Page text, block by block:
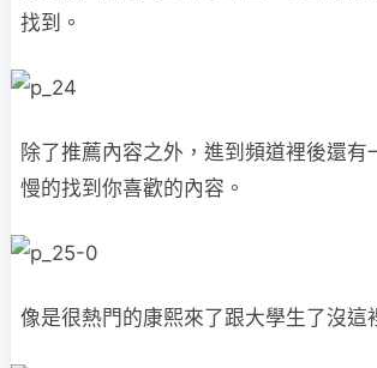
找到。
除了推薦內容之外，進到頻道裡後還有
慢的找到你喜歡的內容。
像是很熱門的康熙來了跟大學生了沒這